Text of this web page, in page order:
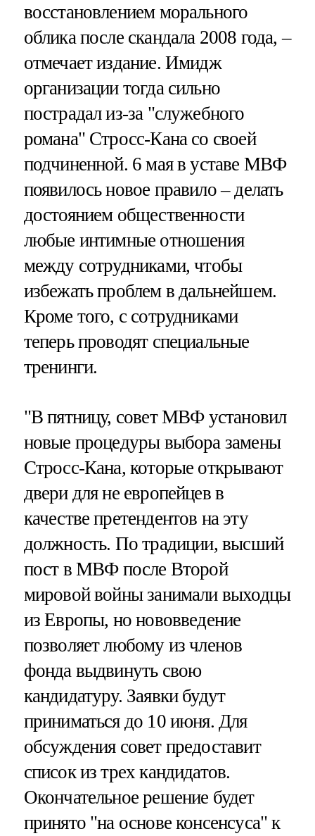
восстановлением морального
облика после скандала 2008 года, –
отмечает издание. Имидж
организации тогда сильно
пострадал из-за "служебного
романа" Стросс-Кана со своей
подчиненной. 6 мая в уставе МВФ
появилось новое правило – делать
достоянием общественности
любые интимные отношения
между сотрудниками, чтобы
избежать проблем в дальнейшем.
Кроме того, с сотрудниками
теперь проводят специальные
тренинги.
"В пятницу, совет МВФ установил
новые процедуры выбора замены
Стросс-Кана, которые открывают
двери для не европейцев в
качестве претендентов на эту
должность. По традиции, высший
пост в МВФ после Второй
мировой войны занимали выходцы
из Европы, но нововведение
позволяет любому из членов
фонда выдвинуть свою
кандидатуру. Заявки будут
приниматься до 10 июня. Для
обсуждения совет предоставит
список из трех кандидатов.
Окончательное решение будет
принято "на основе консенсуса" к